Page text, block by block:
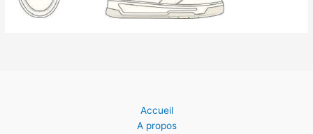
Accueil
A propos